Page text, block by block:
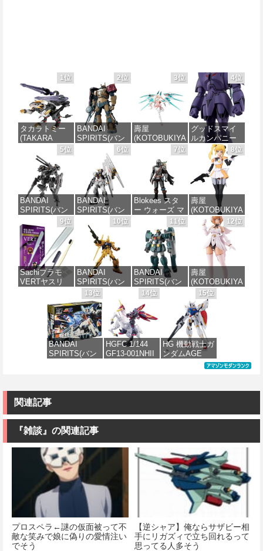
1位
タカラトミー
(TAKARA
SPARK
REALIZE
MODEL リアラ
イズモデル
ZOIDS ゾイド
RMZ-025 ライ
ガーゼロファ
ルコン (ZBF)
色分け済み プ
ラキット
価格：¥8,334
2位
BANDAI
SPIRITS(バン
ダイスピリッ
ツ) HG 機動戦
士ガンダム 復
讐のレクイエ
ム ザクⅡ F型
ソラリ機 (復讐
のレクイエム)
1/144スケール
色分け済みプ
ラモデル
価格：¥2,700
3位
壽屋
(KOTOBUKIYA
) メガミデバイ
ス デザイアメ
イデン レイダ
ー シュガーグ
レイズ 全高約
180mm 1/1ス
ケール プラモ
デル
価格：¥6,239
4位
グッドスマイ
ルカンパニー
巨神ゴーグ
MODEROID マ
ノン・ガーデ
ィアン 組み立
て式プラモデ
ル ノンスケー
ル 全高約
170mm
価格：¥7,656
5位
BANDAI
SPIRITS(バン
ダイ スピリッ
ツ) 30MM
xEXM-000 ゼ
ノヴァルト
1/144スケール
色分け済みプ
ラモデル
6位
BANDAI
SPIRITS(バン
ダイ スピリッ
ツ) RG 機動戦
士ガンダム 逆
襲のシャア νガ
ンダム 1/144ス
ケール 色分け
済みプラモデ
ル
価格：¥5,400
7位
Blokees スタ
ー ウォーズ マ
ンダロリアン&
グローグー
CC05 ディン
ジャリン&グロ
ーグー ABS樹
脂&PVC製 組
み立て式プラ
スチックモデ
価格：¥4,475
8位
壽屋
(KOTOBUKIYA
) 無限邂逅メガ
ロマリア スタ
ーズ 全高約
140mm ノンス
ケール プラモ
デル
価格：¥8,566
9位
Sachiプラモ
VERTヤスリ
開発】 超極細
ガラスヤスリ
５点セット ガ
ンプラ プラモ
デル ゲート処
理 模型 フィギ
価格：¥2,320
10位
BANDAI
SPIRITS(バン
ダイ スピリッ
ツ) HGUC 200
機動戦士Zガン
ダム 百式
1/144スケール
色分け済みプ
ラモデル
11位
BANDAI
SPIRITS(バン
ダイ スピリッ
ツ) HG 機動新
世紀ガンダムX
ガンダムレオ
パルド 1/144ス
ケール 色分け
済みプラモデ
ル
12位
壽屋
(KOTOBUKIYA
) アルカナディ
ア ルミティア
First Engage
Ver.〈ファース
トエンゲージ
Ver.〉 全高約
160mm ノンス
ケール プラモ
デル
13位
BANDAI
SPIRITS(バン
ダム （機動戦
士ZZガンダ
価格：¥2,400
14位
HGFC 1/144
GF13-001NHII
ガンダム)
15位
HG 機動戦士ガ
ンダムAGE
xvm-fzc ガン
色分け済みプ
価格：¥1,742
関連記事
『雑談』の関連記事
プロスペラ←謎の仮面被って不
敵な笑みで娘に偽りの愛情注い
でそう
【逆シャア】俺ならサザビー相
手にリガズィで立ち回れるって
思ってる人多そう